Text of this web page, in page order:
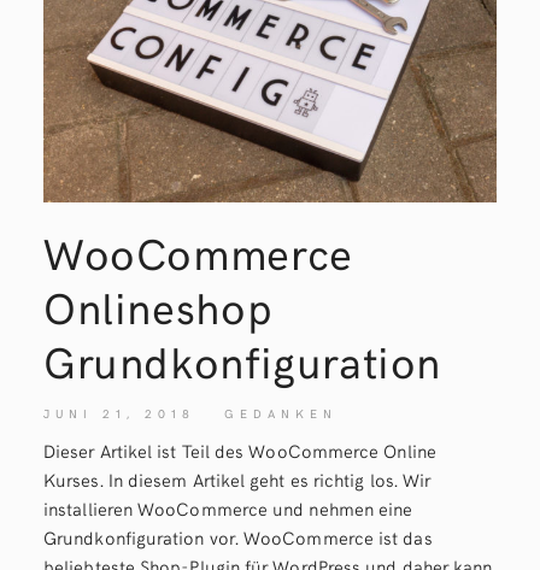
WooCommerce
Onlineshop
Grundkonfiguration
JUNI 21, 2018 GEDANKEN
Dieser Artikel ist Teil des WooCommerce Online
Kurses. In diesem Artikel geht es richtig los. Wir
installieren WooCommerce und nehmen eine
Grundkonfiguration vor. WooCommerce ist das